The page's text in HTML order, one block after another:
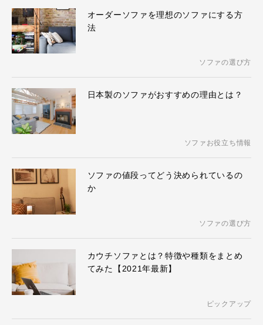
オーダーソファを理想のソファにする方
法
ソファの選び方
日本製のソファがおすすめの理由とは？
ソファお役立ち情報
ソファの値段ってどう決められているの
か
ソファの選び方
カウチソファとは？特徴や種類をまとめ
てみた【2021年最新】
ピックアップ